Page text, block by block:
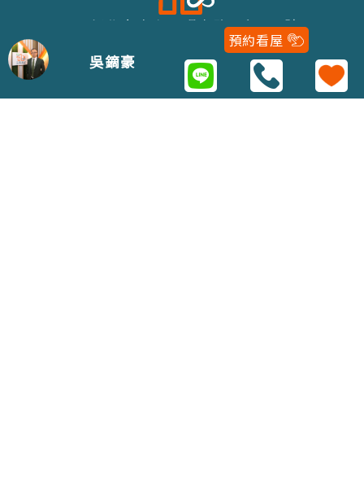
吳鏑豪
預約看屋
243新北市泰山區明志路二段116號
02-22979688
Copyright 2021 © 五泰房屋